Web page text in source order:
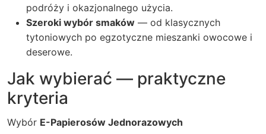
podróży i okazjonalnego użycia.
Szeroki wybór smaków — od klasycznych
tytoniowych po egzotyczne mieszanki owocowe i
deserowe.
Jak wybierać — praktyczne
kryteria
Wybór E-Papierosów Jednorazowych